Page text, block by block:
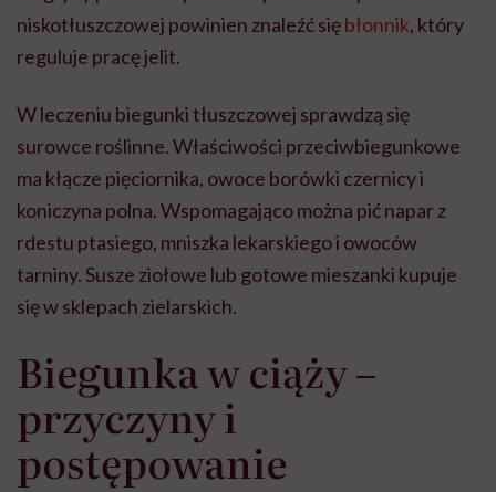
niskotłuszczowej powinien znaleźć siębłonnik, który
reguluje pracę jelit.
W leczeniu biegunki tłuszczowej sprawdzą się
surowce roślinne. Właściwości przeciwbiegunkowe
ma kłącze pięciornika, owoce borówki czernicy i
koniczyna polna. Wspomagająco można pić napar z
rdestu ptasiego, mniszka lekarskiego i owoców
tarniny. Susze ziołowe lub gotowe mieszanki kupuje
się w sklepach zielarskich.
Biegunka w ciąży –
przyczyny i
postępowanie